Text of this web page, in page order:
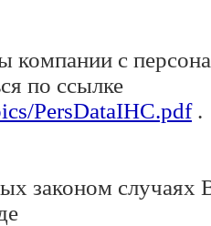
компании с
по ссылке
PersDataIHC.pdf.
законом случаях